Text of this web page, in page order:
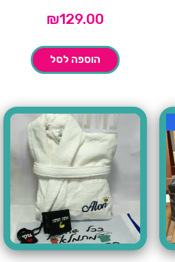
₪129.00
הוספה לסל